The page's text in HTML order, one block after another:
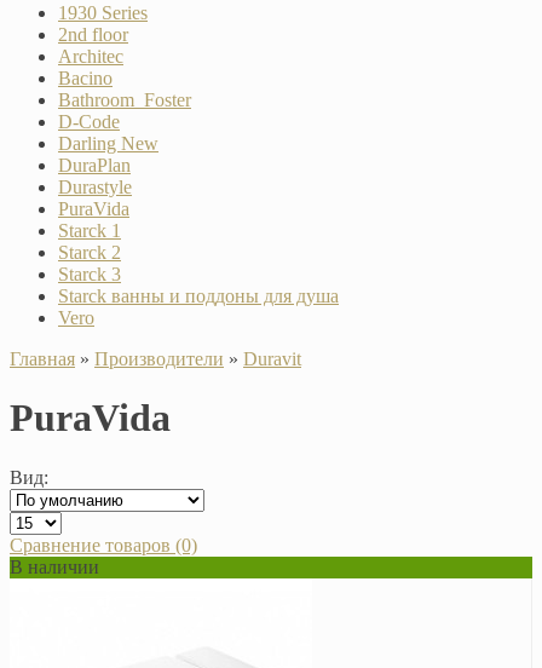
1930 Series
2nd floor
Architec
Bacino
Bathroom_Foster
D-Code
Darling New
DuraPlan
Durastyle
PuraVida
Starck 1
Starck 2
Starck 3
Starck ванны и поддоны для душа
Vero
Главная » Производители » Duravit
PuraVida
Вид:
Сравнение товаров (0)
В наличии